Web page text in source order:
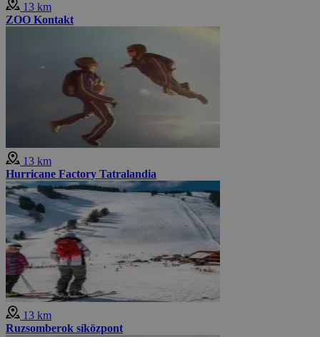
13 km
ZOO Kontakt
13 km
Hurricane Factory Tatralandia
13 km
Ruzsomberok síközpont